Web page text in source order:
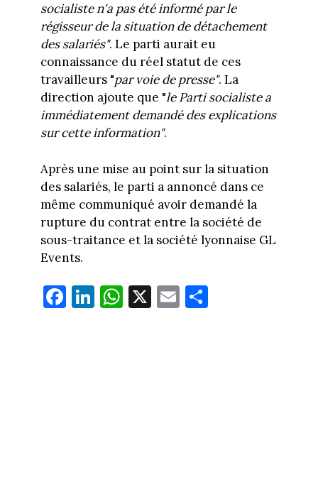
socialiste n'a pas été informé par le
régisseur de la situation de détachement
des salariés". Le parti aurait eu
connaissance du réel statut de ces
travailleurs "par voie de presse". La
direction ajoute que "le Parti socialiste a
immédiatement demandé des explications
sur cette information".
Après une mise au point sur la situation
des salariés, le parti a annoncé dans ce
même communiqué avoir demandé la
rupture du contrat entre la société de
sous-traitance et la société lyonnaise GL
Events.
Fa
ce
Li
nk
W
ha
X E
m
Pa
rt